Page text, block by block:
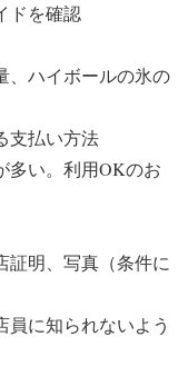
を確認
ハイボールの氷の
払い方法
多い。利用OKのお
明、写真（条件に
に知られないよう